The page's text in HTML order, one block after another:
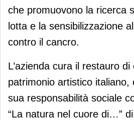
che promuovono la ricerca
lotta e la sensibilizzazione
contro il cancro.
L’azienda cura il restauro
patrimonio artistico italiano,
sua responsabilità sociale
“La natura nel cuore di…”